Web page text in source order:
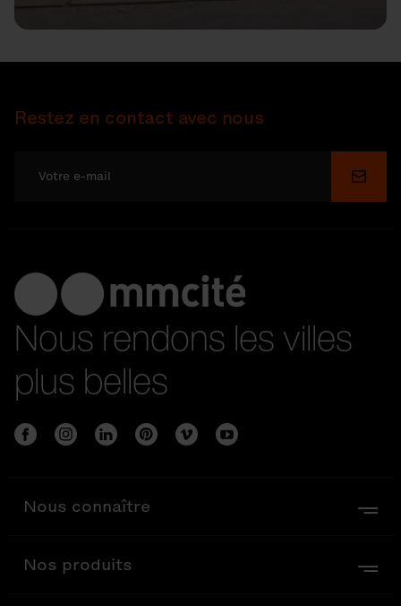
Restez en contact avec nous
Nous rendons les villes
plus belles
Nous connaître
Nos produits